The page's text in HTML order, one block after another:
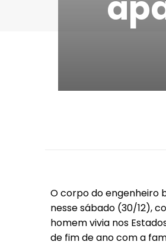
O corpo do engenheiro
nesse sábado (30/12),
homem vivia nos
de fim de ano com a